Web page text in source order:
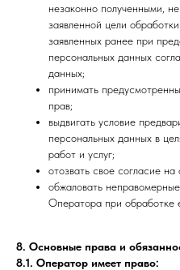
незаконно полученными,
заявленной цели
заявленных ранее при
персональных данных
данных;
принимать
прав;
выдвигать условие
персональных данных в
работ и услуг;
отозвать свое согласие
обжаловать
Оператора при обработке
8. Основные права и
8.1. Оператор имеет право: